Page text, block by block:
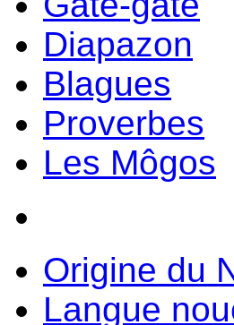
Diapazon
Blagues
Proverbes
Les Môgos
Origine du
Langue